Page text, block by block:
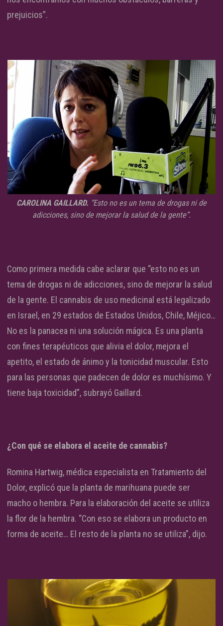
prejuicios”.
CAROLINA GAILLARD. “Esto no es un tema de drogas ni de
adicciones, sino de mejorar la salud de la gente”.
Como primera medida cabe aclarar que “esto no es un
tema de drogas ni de adicciones, sino de mejorar la salud
de la gente. El cannabis de uso medicinal está legalizado
en Israel, en 29 estados de Estados Unidos, Chile, Méjico…
No es la panacea ni una solución mágica. Es una planta
con fines terapéuticos que alivia el dolor, mejora el
apetito, el estado de ánimo y la tonicidad muscular. Esto
para las personas que padecen de dolor es muchísimo. Y
tiene baja toxicidad”, subrayó Gaillard.
¿Con qué se elabora el aceite de cannabis?
Romina Hartwig, médica especialista en Tratamiento del
Dolor, explicó que la planta de marihuana puede ser
macho o hembra. Para la elaboración del aceite se utiliza
la flor de la hembra. “Con eso se elabora un producto en
forma de aceite… El resto de la planta no se utiliza”, dijo.